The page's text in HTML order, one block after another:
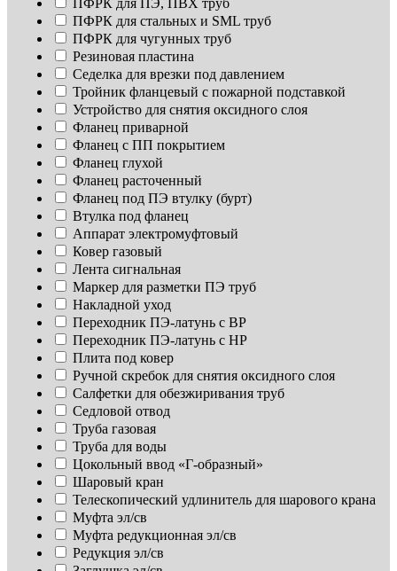
ПФРК для стальных и SML труб
ПФРК для чугунных труб
Резиновая пластина
Седелка для врезки под давлением
Тройник фланцевый с пожарной подставкой
Устройство для снятия оксидного слоя
Фланец приварной
Фланец с ПП покрытием
Фланец глухой
Фланец расточенный
Фланец под ПЭ втулку (бурт)
Втулка под фланец
Аппарат электромуфтовый
Ковер газовый
Лента сигнальная
Маркер для разметки ПЭ труб
Накладной уход
Переходник ПЭ-латунь с ВР
Переходник ПЭ-латунь с НР
Плита под ковер
Ручной скребок для снятия оксидного слоя
Салфетки для обезжиривания труб
Седловой отвод
Труба газовая
Труба для воды
Цокольный ввод «Г-образный»
Шаровый кран
Телескопический удлинитель для шарового крана
Муфта эл/св
Муфта редукционная эл/св
Редукция эл/св